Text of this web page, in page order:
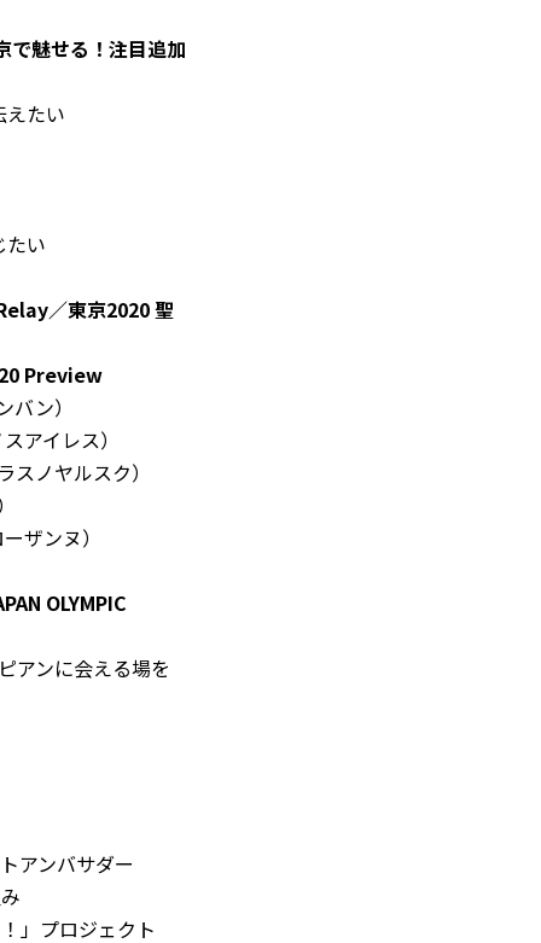
魅せる！注目追加
たい
い
／東京2020 聖
Preview
ン）
アイレス）
ノヤルスク）
ザンヌ）
OLYMPIC
ンに会える場を
アンバサダー
」プロジェクト